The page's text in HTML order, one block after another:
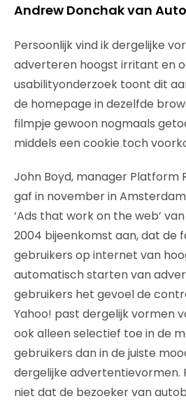
Andrew Donchak van
Persoonlijk vind ik dergelijke
adverteren hoogst irritant en
usabilityonderzoek toont dit
de homepage in dezelfde
filmpje gewoon nogmaals
middels een cookie toch
John Boyd, manager Platform
gaf in november in
‘Ads that work on the web’
2004 bijeenkomst aan, dat de
gebruikers op internet van
automatisch starten van
gebruikers het gevoel de
Yahoo! past dergelijk vormen
ook alleen selectief toe in de
gebruikers dan in de juiste
dergelijke advertentievormen.
niet dat de bezoeker van